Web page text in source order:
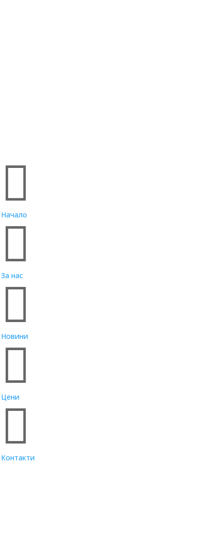

Начало

За нас

Новини

Цени

Контакти